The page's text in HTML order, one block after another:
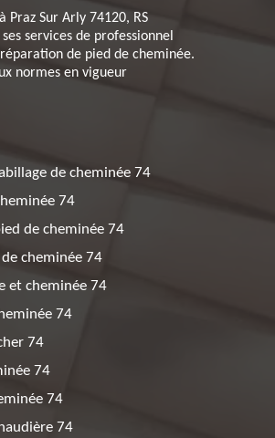
Praz Sur Arly 74120, RS
services de professionnel
de pied de cheminée.
normes en vigueur
de cheminée 74
74
de cheminée 74
cheminée 74
et cheminée 74
74
74
74
74
74